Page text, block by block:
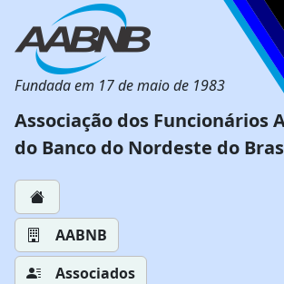
Fundada em 17 de maio de 1983
Associação dos Funcionários
do Banco do Nordeste do
AABNB
Associados